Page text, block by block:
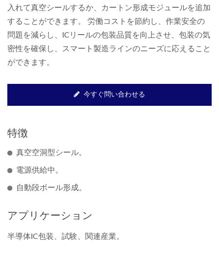
入れて真空シールするか、カートン形成モジュールを追加
することができます。 労働コストを節約し、作業安全の
問題を減らし、ICリールの包装品質を向上させ、包装の気
密性を確保し、スマート製造ラインのニーズに応えること
ができます。
今すぐ問い合わせる
特徴
真空空洞型シール。
電源供給中。
自動段ボール形成。
アプリケーション
半導体IC包装、試験、関連産業。